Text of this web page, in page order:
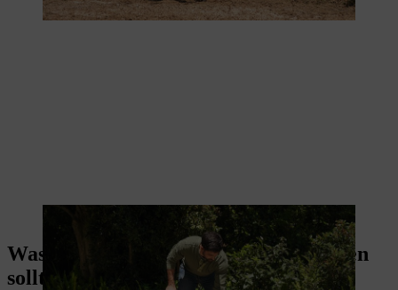
Die Saat wird eingeharkt, damit sie gut anwachsen kann.
Was Sie nach dem Anpflanzen beachten
sollten